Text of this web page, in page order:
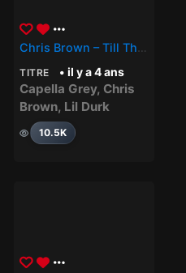
Chris Brown – Till The Wheels Fall Off (feat. Lil Durk & Capella Grey)
TITRE • il y a 4 ans
Capella Grey, Chris
Brown, Lil Durk
10.5K